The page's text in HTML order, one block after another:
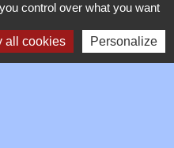
control over what you want
all cookies Personalize